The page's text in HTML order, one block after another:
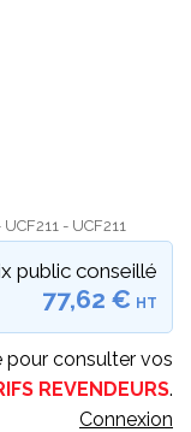
- UCF211
public conseillé
77,62 € HT
consulter vos
REVENDEURS.
Connexion